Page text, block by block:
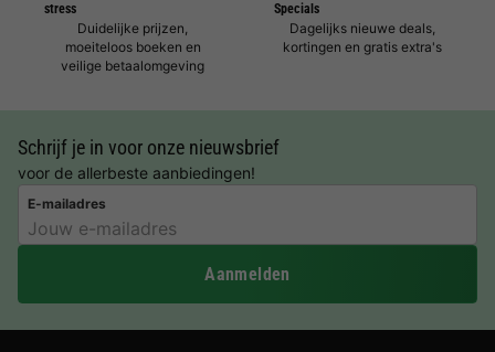
stress
Duidelijke prijzen,
moeiteloos boeken en
veilige betaalomgeving
Specials
Dagelijks nieuwe deals,
kortingen en gratis extra's
Schrijf je in voor onze nieuwsbrief
voor de allerbeste aanbiedingen!
E-mailadres
Aanmelden